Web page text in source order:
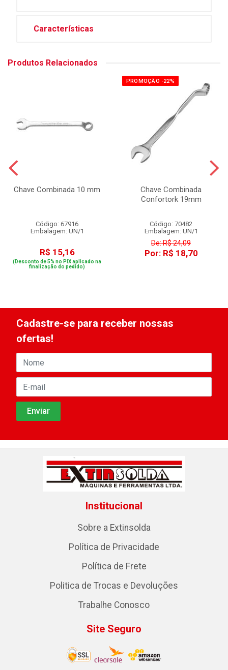
Características
Produtos Relacionados
Chave Combinada 10 mm
Código: 67916
Embalagem: UN/1
R$ 15,16
(Desconto de 5% no PIX aplicado na
finalização do pedido)
PROMOÇÃO -22%
Chave Combinada
Confortork 19mm
Código: 70482
Embalagem: UN/1
De: R$ 24,09
Por: R$ 18,70
Cadastre-se para receber nossas
ofertas!
Institucional
Sobre a Extinsolda
Política de Privacidade
Política de Frete
Politica de Trocas e Devoluções
Trabalhe Conosco
Site Seguro